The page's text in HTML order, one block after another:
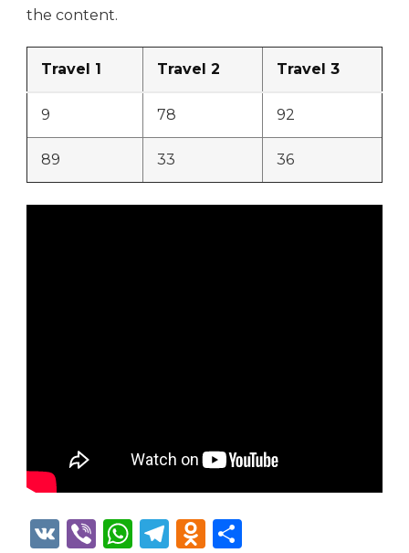
the content.
Travel 1 Travel 2 Travel 3
9 78 92
89 33 36
VK ViberWhatsApp
Telegram
Odnoklassniki